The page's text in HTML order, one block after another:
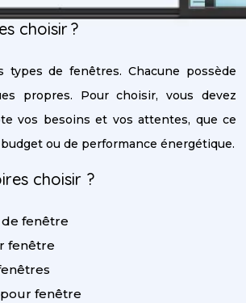
choisir ?
types de fenêtres. Chacune possède
propres. Pour choisir, vous devez
vos besoins et vos attentes, que ce
ou de performance énergétique.
choisir ?
fenêtre
fenêtre
fenêtre